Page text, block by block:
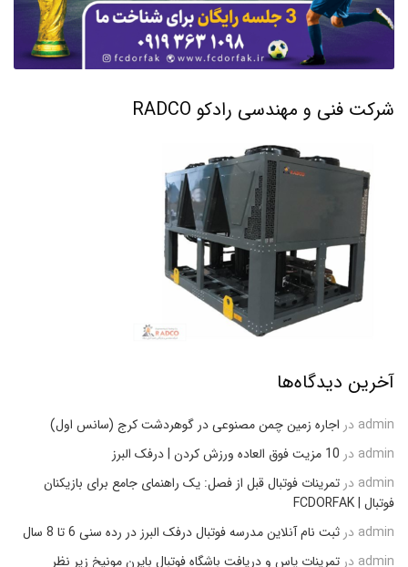
شرکت فنی و مهندسی رادکو RADCO
آخرین دیدگاه‌ها
admin در اجاره زمین چمن مصنوعی در گوهردشت کرج (سانس اول)
admin در 10 مزیت فوق العاده ورزش کردن | درفک البرز
admin در تمرینات فوتبال قبل از فصل: یک راهنمای جامع برای بازیکنان
فوتبال | FCDORFAK
admin در ثبت نام آنلاین مدرسه فوتبال درفک البرز در رده سنی 6 تا 8 سال
admin در تمرینات پاس و دریافت باشگاه فوتبال بایرن مونیخ زیر نظر